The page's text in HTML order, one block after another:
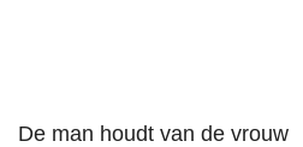
De man houdt van de vrouw